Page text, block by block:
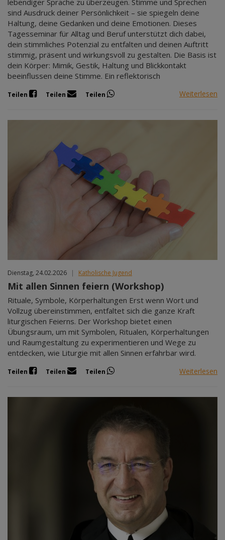
sind Ausdruck deiner Persönlichkeit – sie spiegeln deine
Haltung, deine Gedanken und deine Emotionen. Dieses
Tagesseminar für Alltag und Beruf unterstützt dich dabei,
dein stimmliches Potenzial zu entfalten und deinen Auftritt
stimmig, präsent und wirkungsvoll zu gestalten. Die Basis ist
dein Körper: Mimik, Gestik, Haltung und Blickkontakt
beeinflussen deine Stimme. Ein reflektorisch
Teilen Teilen Teilen Weiterlesen
Dienstag, 24.02.2026 Katholische Jugend
Mit allen Sinnen feiern (Workshop)
Rituale, Symbole, Körperhaltungen Erst wenn Wort und
Vollzug übereinstimmen, entfaltet sich die ganze Kraft
liturgischen Feierns. Der Workshop bietet einen
Übungsraum, um mit Symbolen, Ritualen, Körperhaltungen
und Raumgestaltung zu experimentieren und Wege zu
entdecken, wie Liturgie mit allen Sinnen erfahrbar wird.
Teilen Teilen Teilen Weiterlesen